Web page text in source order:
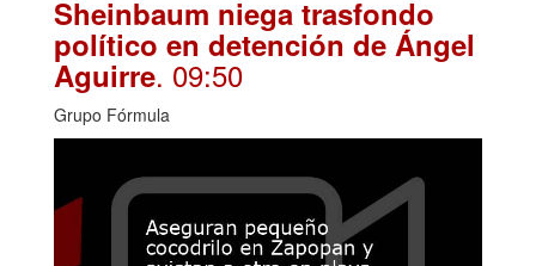
Sheinbaum niega trasfondo
político en detención de Ángel
Aguirre. 09:50
Grupo Fórmula